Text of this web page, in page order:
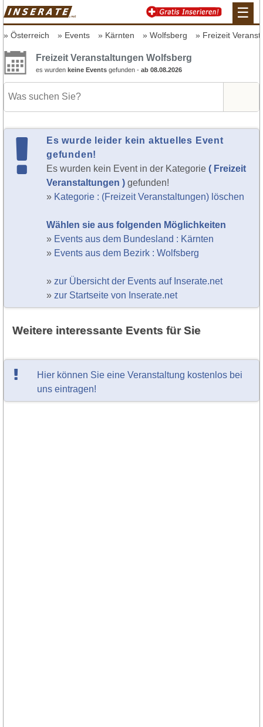
☰
Österreich Events Kärnten Wolfsberg Freizeit
Freizeit Veranstaltungen Wolfsberg
es wurden keine Events gefunden - ab 08.08.2026
Es wurde leider kein aktuelles Event
gefunden!
Es wurden kein Event in der Kategorie ( Freizeit
Veranstaltungen ) gefunden!
» Kategorie : (Freizeit Veranstaltungen) löschen
Wählen sie aus folgenden Möglichkeiten
» Events aus dem Bundesland : Kärnten
» Events aus dem Bezirk : Wolfsberg
» zur Übersicht der Events auf Inserate.net
» zur Startseite von Inserate.net
Weitere interessante Events für Sie
Hier können Sie eine Veranstaltung kostenlos bei
uns eintragen!